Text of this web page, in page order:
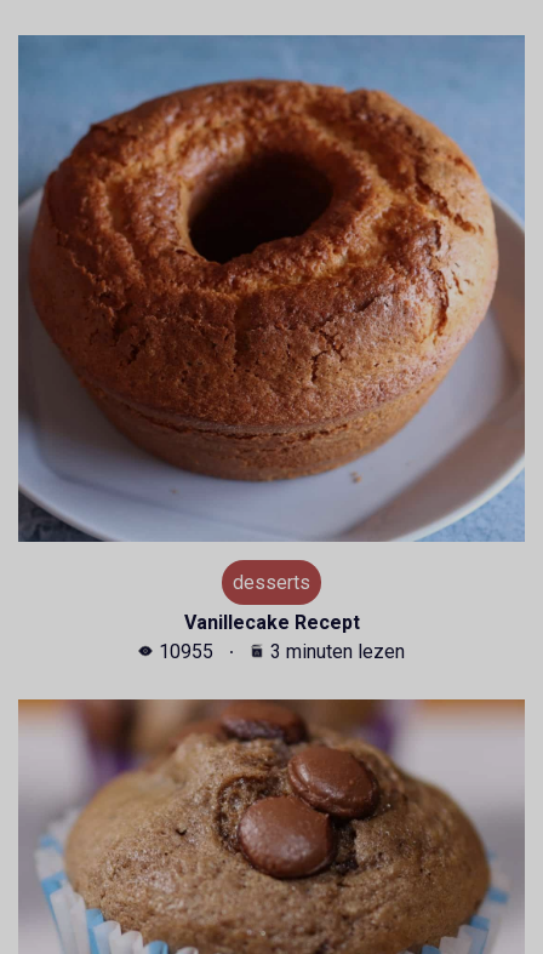
desserts
Vanillecake Recept
10955
3 minuten lezen